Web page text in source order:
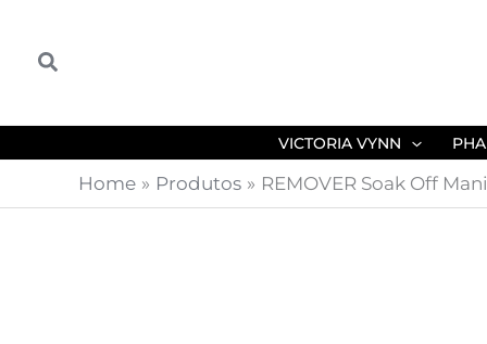
Search
VICTORIA VYNN
Home Produtos REMOVER Soak Off